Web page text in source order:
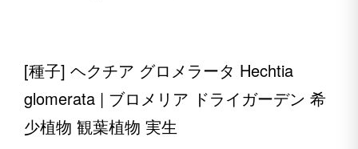
[種子] ヘクチア グロメラータ Hechtia
glomerata | ブロメリア ドライガーデン 希
少植物 観葉植物 実生